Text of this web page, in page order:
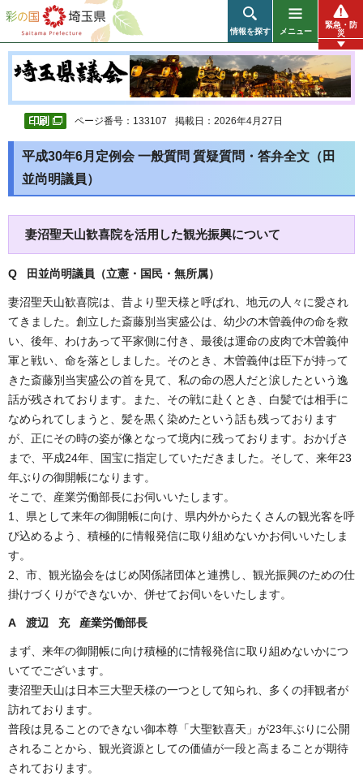
彩の国 埼玉県
情報を探す メニュー
緊急・防
災
ページ番号：133107 掲載日：2026年4月27日
平成30年6月定例会 一般質問 質疑質問・答弁全文（田
並尚明議員）
妻沼聖天山歓喜院を活用した観光振興について
Q 田並尚明議員（立憲・国民・無所属）
妻沼聖天山歓喜院は、昔より聖天様と呼ばれ、地元の人々に愛され
てきました。創立した斎藤別当実盛公は、幼少の木曽義仲の命を救
い、後年、わけあって平家側に付き、最後は運命の皮肉で木曽義仲
軍と戦い、命を落としました。そのとき、木曽義仲は臣下が持って
きた斎藤別当実盛公の首を見て、私の命の恩人だと涙したという逸
話が残されております。また、その戦に赴くとき、白髪では相手に
なめられてしまうと、髪を黒く染めたという話も残っております
が、正にその時の姿が像となって境内に残っております。おかげさ
まで、平成24年、国宝に指定していただきました。そして、来年23
年ぶりの御開帳になります。
そこで、産業労働部長にお伺いいたします。
1、県として来年の御開帳に向け、県内外からたくさんの観光客を呼
び込めるよう、積極的に情報発信に取り組めないかお伺いいたしま
す。
2、市、観光協会をはじめ関係諸団体と連携し、観光振興のための仕
掛けづくりができないか、併せてお伺いをいたします。
A 渡辺 充 産業労働部長
まず、来年の御開帳に向け積極的に情報発信に取り組めないかにつ
いてでございます。
妻沼聖天山は日本三大聖天様の一つとして知られ、多くの拝観者が
訪れております。
普段は見ることのできない御本尊「大聖歓喜天」が23年ぶりに公開
されることから、観光資源としての価値が一段と高まることが期待
されております。